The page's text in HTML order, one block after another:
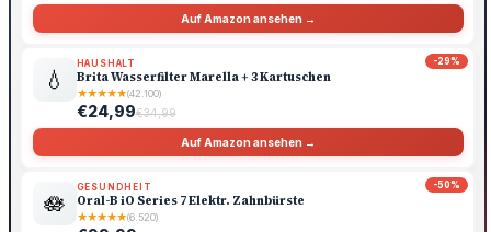
Auf Amazon ansehen →
-29%
💧
HAUSHALT
Brita Wasserfilter Marella + 3 Kartuschen
★★★★★(42.100)
€24,99€34,99
Auf Amazon ansehen →
-50%
🪷
GESUNDHEIT
Oral-B iO Series 7 Elektr. Zahnbürste
★★★★★(6.520)